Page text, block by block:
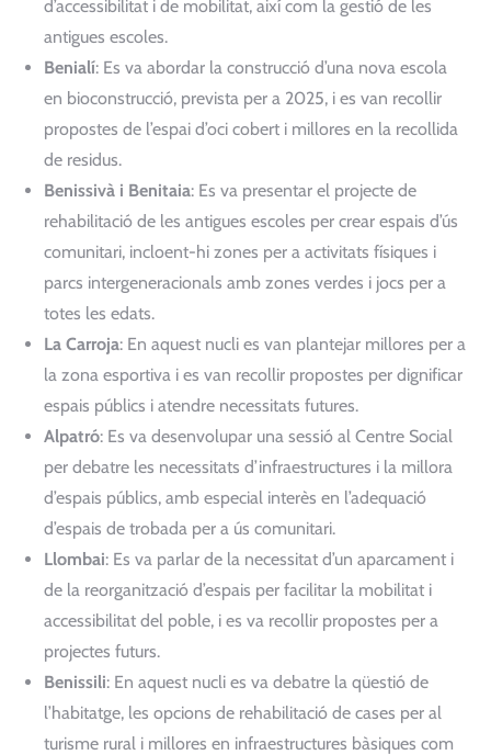
d’accessibilitat i de mobilitat, així com la gestió de les
antigues escoles.
Benialí: Es va abordar la construcció d’una nova escola
en bioconstrucció, prevista per a 2025, i es van recollir
propostes de l’espai d’oci cobert i millores en la recollida
de residus.
Benissivà i Benitaia: Es va presentar el projecte de
rehabilitació de les antigues escoles per crear espais d’ús
comunitari, incloent-hi zones per a activitats físiques i
parcs intergeneracionals amb zones verdes i jocs per a
totes les edats.
La Carroja: En aquest nucli es van plantejar millores per a
la zona esportiva i es van recollir propostes per dignificar
espais públics i atendre necessitats futures.
Alpatró: Es va desenvolupar una sessió al Centre Social
per debatre les necessitats d’infraestructures i la millora
d’espais públics, amb especial interès en l’adequació
d’espais de trobada per a ús comunitari.
Llombai: Es va parlar de la necessitat d’un aparcament i
de la reorganització d’espais per facilitar la mobilitat i
accessibilitat del poble, i es va recollir propostes per a
projectes futurs.
Benissili: En aquest nucli es va debatre la qüestió de
l’habitatge, les opcions de rehabilitació de cases per al
turisme rural i millores en infraestructures bàsiques com